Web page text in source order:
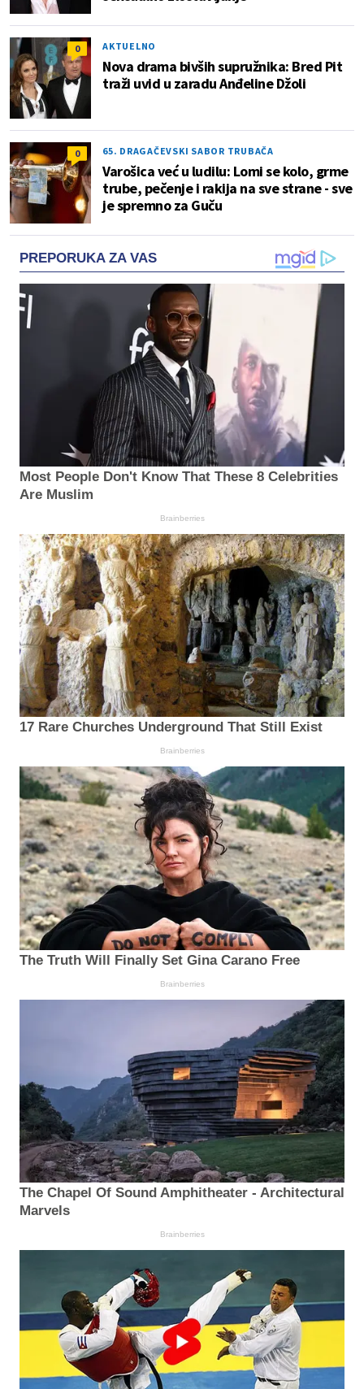
0 AKTUELNO
Nova drama bivših supružnika: Bred Pit
traži uvid u zaradu Anđeline Džoli
0 65. DRAGAČEVSKI SABOR TRUBAČA
Varošica već u ludilu: Lomi se kolo, grme
trube, pečenje i rakija na sve strane - sve
je spremno za Guču
PREPORUKA ZA VAS
Most People Don't Know That These 8 Celebrities
Are Muslim
Brainberries
17 Rare Churches Underground That Still Exist
Brainberries
The Truth Will Finally Set Gina Carano Free
Brainberries
The Chapel Of Sound Amphitheater - Architectural
Marvels
Brainberries